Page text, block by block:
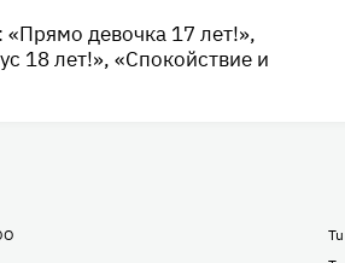
девочка 17 лет!»,
18 лет!», «Спокойствие и